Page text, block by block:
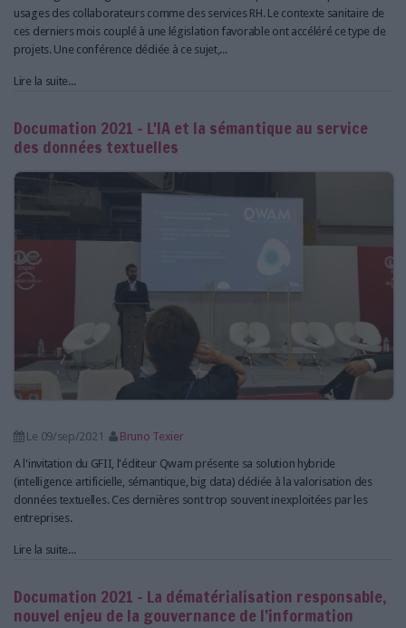
usages des collaborateurs comme des services RH. Le contexte sanitaire de
ces derniers mois couplé à une législation favorable ont accéléré ce type de
projets. Une conférence dédiée à ce sujet,...
Lire la suite...
Documation 2021 - L'IA et la sémantique au service
des données textuelles
Le 09/sep/2021
Bruno Texier
A l'invitation du GFII, l'éditeur Qwam présente sa solution hybride
(intelligence artificielle, sémantique, big data) dédiée à la valorisation des
données textuelles. Ces dernières sont trop souvent inexploitées par les
entreprises.
Lire la suite...
Documation 2021 - La dématérialisation responsable,
nouvel enjeu de la gouvernance de l’information